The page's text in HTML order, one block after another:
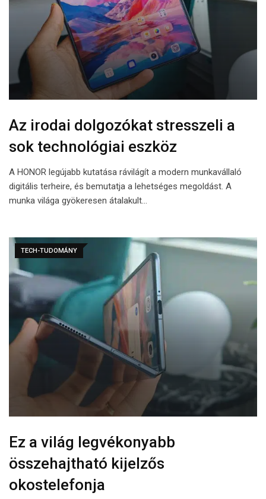
Az irodai dolgozókat stresszeli a
sok technológiai eszköz
A HONOR legújabb kutatása rávilágít a modern munkavállaló
digitális terheire, és bemutatja a lehetséges megoldást. A
munka világa gyökeresen átalakult…
TECH-TUDOMÁNY
Ez a világ legvékonyabb
összehajtható kijelzős
okostelefonja